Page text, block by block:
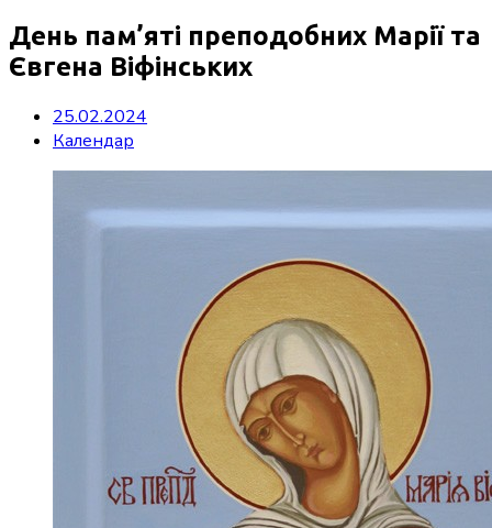
День пам’яті преподобних Марії та
Євгена Віфінських
25.02.2024
Календар